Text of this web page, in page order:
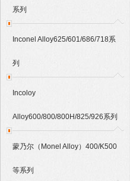
系列
Inconel Alloy625/601/686/718系
列
Incoloy
Alloy600/800/800H/825/926系列
蒙乃尔（Monel Alloy）400/K500
等系列